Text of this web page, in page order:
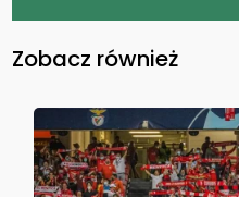
Zobacz również